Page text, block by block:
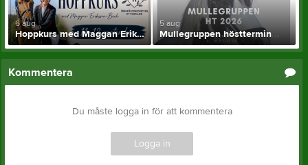
6 aug
Hoppkurs med Maggan Eriksson-Bech 11-12 september
5 aug
Mullegruppen hösttermin
Kommentera
Du måste logga in för att kommentera
Logga in